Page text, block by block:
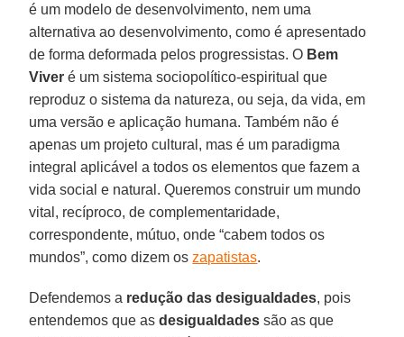
é um modelo de desenvolvimento, nem uma
alternativa ao desenvolvimento, como é apresentado
de forma deformada pelos progressistas. O Bem
Viver é um sistema sociopolítico-espiritual que
reproduz o sistema da natureza, ou seja, da vida, em
uma versão e aplicação humana. Também não é
apenas um projeto cultural, mas é um paradigma
integral aplicável a todos os elementos que fazem a
vida social e natural. Queremos construir um mundo
vital, recíproco, de complementaridade,
correspondente, mútuo, onde “cabem todos os
mundos”, como dizem oszapatistas.
Defendemos a redução das desigualdades, pois
entendemos que asdesigualdades são as que